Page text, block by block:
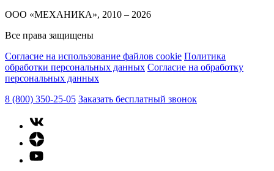
ООО «МЕХАНИКА», 2010 – 2026
Все права защищены
Согласие на использование файлов cookie Политика
обработки персональных данных Согласие на обработку
персональных данных
8 (800) 350-25-05 Заказать бесплатный звонок